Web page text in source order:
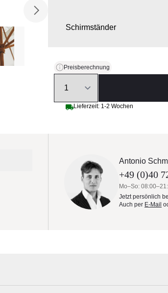
Schirmständer
Preisberechnung
Lieferzeit: 1-2 Wochen
Antonio
+49 (0)40
Mo–So:
Jetzt persönlich
Auch per E-Mail